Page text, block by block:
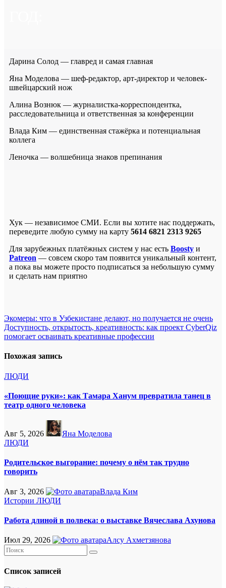
Дарина Солод — главред и самая главная
Яна Моделова — шеф-редактор, арт-директор и человек-
швейцарский нож
Алина Вознюк — журналистка-корреспондентка,
расследовательница и ответственная за конференции
Влада Ким — единственная стажёрка и потенциальная
коллега
Леночка — волшебница знаков препинания
Хук — независимое СМИ. Если вы хотите нас поддержать,
переведите любую сумму на карту 5614 6821 2313 9265
Для зарубежных платёжных систем у нас есть Boosty и
Patreon — совсем скоро там появится уникальный контент,
а пока вы можете просто подписаться за небольшую сумму
и сделать нам приятно
Навигация
по
Экомеры: что в Узбекистане делают, но получается не очень
Доступность, открытость, креативность: как проект CyberQiz
помогает осваивать креативные профессии
Похожая запись
ЛЮДИ
«Поющие руки»: как Тамара Ханум превратила танец в
театр одного человека
Авг 5, 2026
Яна Моделова
ЛЮДИ
Родительское выгорание: почему о нём так трудно
говорить
Авг 3, 2026
Влада Ким
Истории ЛЮДИ
Работа длиной в полвека: о выставке Вячеслава Ахунова
Июл 29, 2026 Алсу Ахметзянова
Список записей